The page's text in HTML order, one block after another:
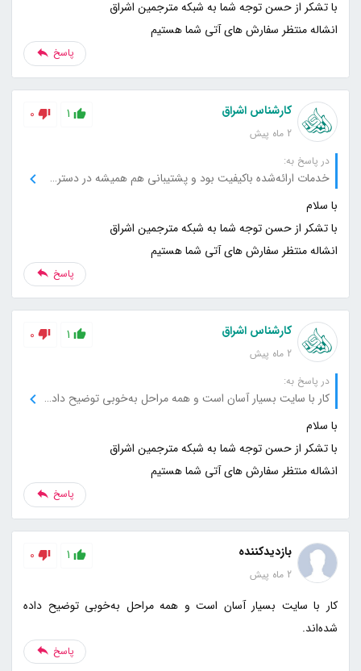
انشاله منتظر سفارش های آتی شما هستیم
پاسخ
کارشناس اشراق
2 ماه پیش
1
0
در پاسخ به:
خدمات ارائه‌شده باکیفیت بود و پشتیبانی هم همیشه در دسترس بود.
انشاله منتظر سفارش های آتی شما هستیم
پاسخ
کارشناس اشراق
2 ماه پیش
1
0
در پاسخ به:
کار با سایت بسیار آسان است و همه مراحل به‌خوبی توضیح داده شده‌اند.
انشاله منتظر سفارش های آتی شما هستیم
پاسخ
بازدیدکننده
2 ماه پیش
1
0
کار با سایت بسیار آسان است و همه مراحل به‌خوبی توضیح داده
شده‌اند.
پاسخ